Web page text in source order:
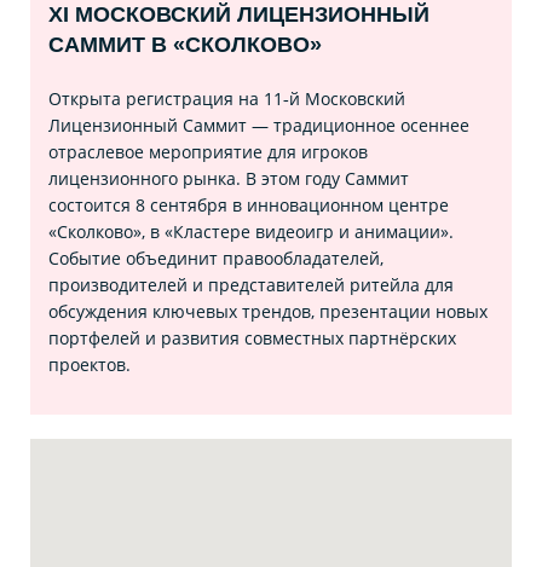
XI МОСКОВСКИЙ ЛИЦЕНЗИОННЫЙ
САММИТ В «СКОЛКОВО»
Открыта регистрация на 11‑й Московский
Лицензионный Саммит — традиционное осеннее
отраслевое мероприятие для игроков
лицензионного рынка. В этом году Саммит
состоится 8 сентября в инновационном центре
«Сколково», в «Кластере видеоигр и анимации».
Событие объединит правообладателей,
производителей и представителей ритейла для
обсуждения ключевых трендов, презентации новых
портфелей и развития совместных партнёрских
проектов.